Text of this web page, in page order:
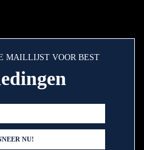
MAILLIJST VOOR BEST